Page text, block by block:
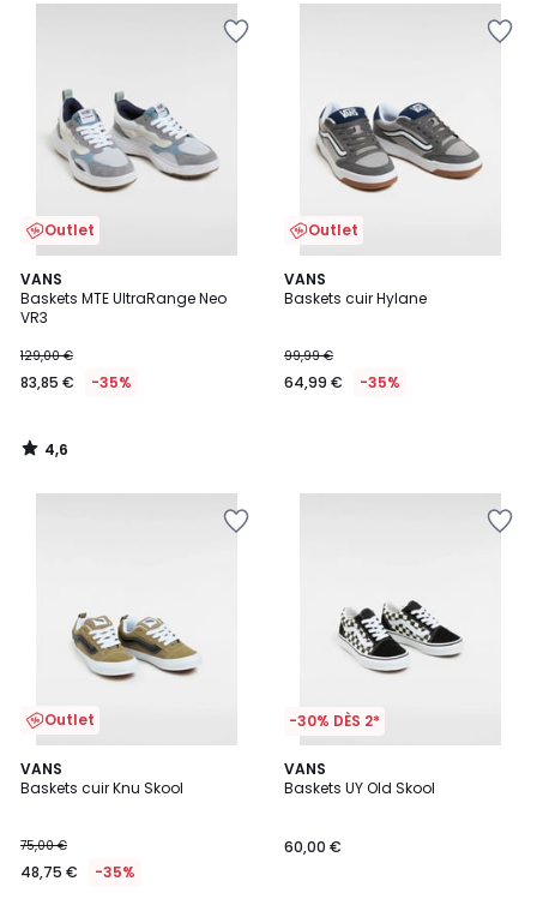
Outlet
VANS
Baskets MTE UltraRange Neo
VR3
129,00 €
83,85 € -35%
4,6
/ 5
4,6
/
Outlet
VANS
Baskets cuir Hylane
99,99 €
64,99 € -35%
Outlet
VANS
Baskets cuir Knu Skool
75,00 €
48,75 € -35%
2
Couleurs
-30% DÈS 2*
VANS
Baskets UY Old Skool
60,00 €
4,6
/ 5